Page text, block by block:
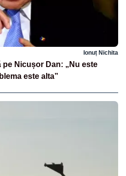
Ionuț Nichita
Nicușor Dan: „Nu este
este alta”